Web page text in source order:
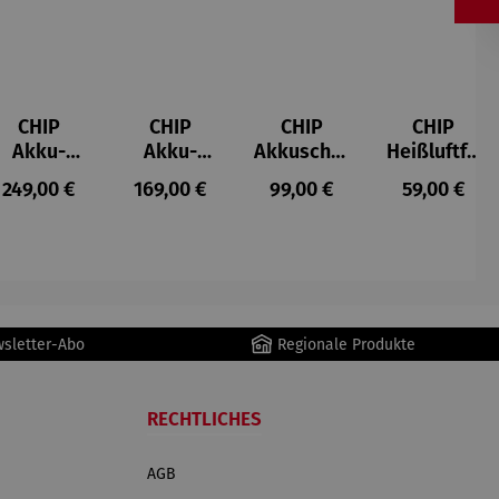
CHIP
Akku-
Staubsau
ger
Regulärer Preis:
249,00 €
CHIP
Akku-
Staubsau
ger DS02
Regulärer Preis:
169,00 €
CHIP
Akkuschra
uber
Regulärer Preis:
99,00 €
CHIP
Heißluftfri
tteuse
Regulärer
59,00 €
Abo Regionale Produkte
RECHTLICHES
AGB